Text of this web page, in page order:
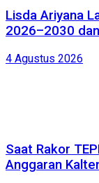
Lisda Ariyana
2026–2030
4 Agustus 2026
Saat Rakor
Anggaran